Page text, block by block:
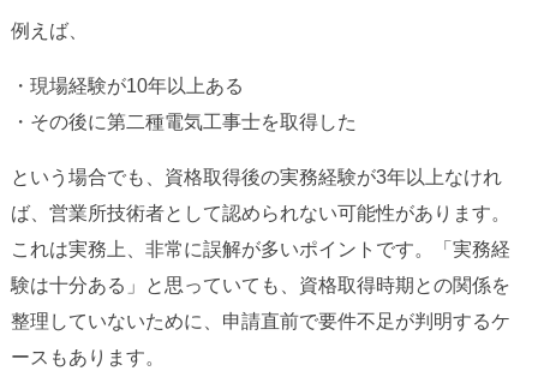
例えば、
・現場経験が10年以上ある
・その後に第二種電気工事士を取得した
という場合でも、資格取得後の実務経験が3年以上なけれ
ば、営業所技術者として認められない可能性があります。
これは実務上、非常に誤解が多いポイントです。「実務経
験は十分ある」と思っていても、資格取得時期との関係を
整理していないために、申請直前で要件不足が判明するケ
ースもあります。